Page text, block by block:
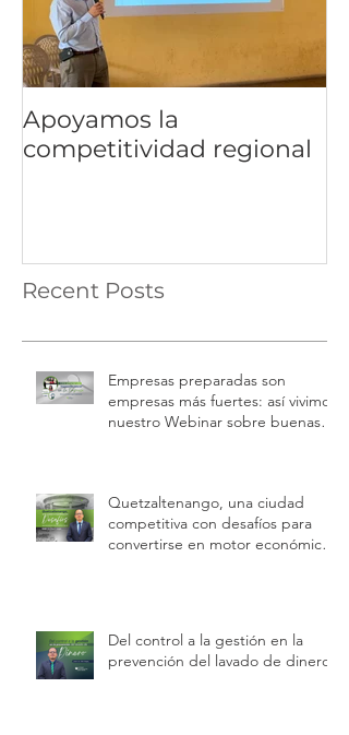
Apoyamos la
competitividad regional
Recent Posts
Empresas preparadas son
empresas más fuertes: así vivimos
nuestro Webinar sobre buenas
Quetzaltenango, una ciudad
competitiva con desafíos para
convertirse en motor económico
Del control a la gestión en la
prevención del lavado de dinero